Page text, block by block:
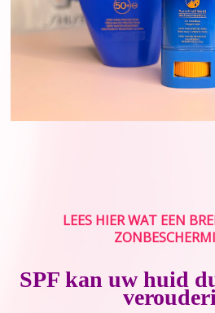
LEES HIER WAT EEN
SPF kan uw huid